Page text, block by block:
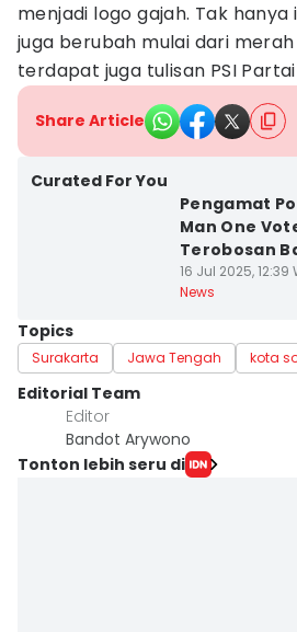
menjadi logo gajah. Tak
juga berubah mulai dari
terdapat juga tulisan PSI
Share Article
Curated For You
Pengamat
Man One
Terobosan
16 Jul 2025, 12:39
News
Topics
Surakarta Jawa Tengah kota
Editorial Team
Editor
Bandot Arywono
Tonton lebih seru di